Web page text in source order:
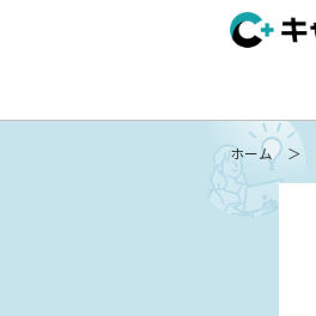
ホーム